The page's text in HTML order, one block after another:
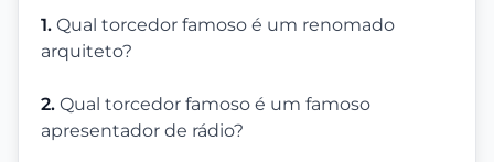
1. Qual torcedor famoso é um renomado
arquiteto?
2. Qual torcedor famoso é um famoso
apresentador de rádio?